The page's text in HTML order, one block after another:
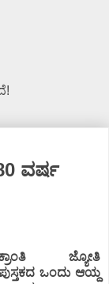
ವರ್ಷ
ಜ್ಯೋತಿ
ಒಂದು ಆಯ್ದ